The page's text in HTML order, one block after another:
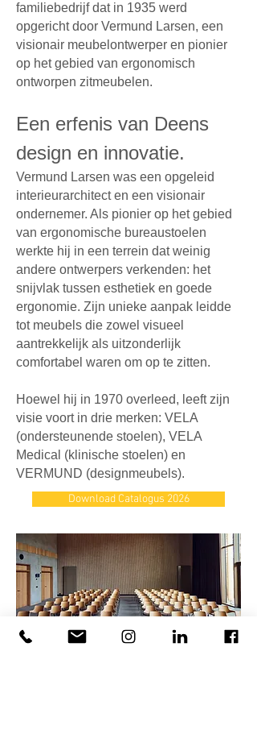
familiebedrijf dat in 1935 werd
opgericht door Vermund Larsen, een
visionair meubelontwerper en pionier
op het gebied van ergonomisch
ontworpen zitmeubelen.
Een erfenis van Deens
design en innovatie.
Vermund Larsen was een opgeleid
interieurarchitect en een visionair
ondernemer. Als pionier op het gebied
van ergonomische bureaustoelen
werkte hij in een terrein dat weinig
andere ontwerpers verkenden: het
snijvlak tussen esthetiek en goede
ergonomie. Zijn unieke aanpak leidde
tot meubels die zowel visueel
aantrekkelijk als uitzonderlijk
comfortabel waren om op te zitten.
Hoewel hij in 1970 overleed, leeft zijn
visie voort in drie merken: VELA
(ondersteunende stoelen), VELA
Medical (klinische stoelen) en
VERMUND (designmeubels).
Download Catalogus 2026